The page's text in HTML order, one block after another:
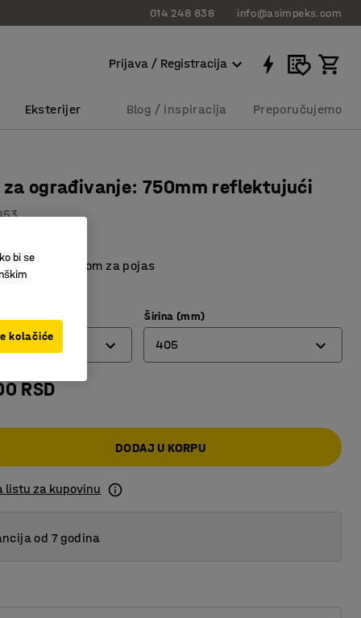
014 248 838 info@asimpeks.com
Prijava / Registracija
Eksterijer Blog / inspiracija Preporučujemo
za ograđivanje: 750mm reflektujući
barijerom za pojas
Širina (mm)
405
RSD
DODAJ U KORPU
listu za kupovinu
od 7 godina
bi se
kolačiće